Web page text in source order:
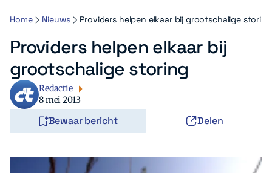
Home Nieuws Providers helpen elkaar bij grootschalige storing
Providers helpen elkaar bij
grootschalige storing
Redactie
8 mei 2013
Bewaar bericht Delen